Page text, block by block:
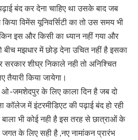
बंद कर देना चाहिए था उसके बाद जब
विमेंस यूनिवर्सिटी का तो उस समय भी
इस और किसी का ध्यान नहीं गया और
मझधार में छोड़ देना उचित नहीं है इसका
शीघ्र निकाले नही तो अनिश्चित
किया जायेगा।
ओ -जमशेदपुर के लिए काला दिन है जब दो
में इंटरमीडिएट की पढ़ाई बंद हो रही
भी कोई नही है इस तरह से छात्राओं के
जगत के लिए सही है ,नए नामांकन प्रारंभ